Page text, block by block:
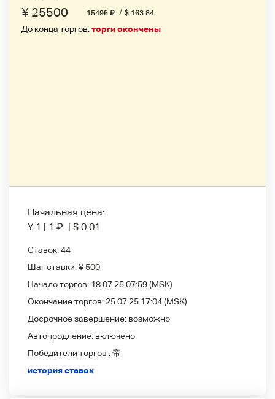
¥ 25500 15496 ₽. / $ 163.84
До конца торгов:торги окончены
Начальная цена:
¥ 1 | 1 ₽. | $ 0.01
Ставок:44
Шаг ставки:¥ 500
Начало торгов: 18.07.25 07:59(MSK)
Окончание торгов: 25.07.25 17:04(MSK)
Досрочное завершение: возможно
Автопродление: включено
Победители
торгов :帝
история ставок